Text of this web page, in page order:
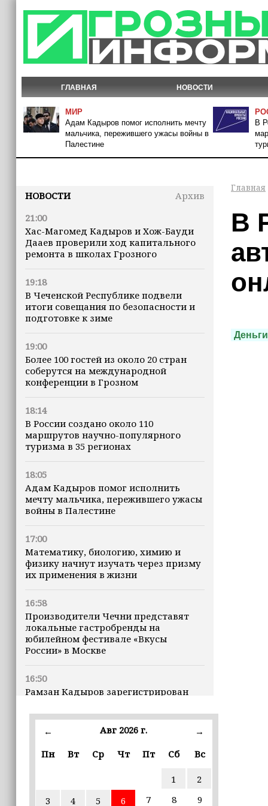
ГЛАВНАЯ НОВОСТИ
МИР
Адам Кадыров помог исполнить мечту
мальчика, пережившего ужасы войны в
Палестине
В
НОВОСТИ
Архив
21:00
Хас-Магомед Кадыров и Хож-Бауди
Дааев проверили ход капитального
ремонта в школах Грозного
19:18
В Чеченской Республике подвели
итоги совещания по безопасности и
подготовке к зиме
19:00
Более 100 гостей из около 20 стран
соберутся на международной
конференции в Грозном
18:14
В России создано около 110
маршрутов научно-популярного
туризма в 35 регионах
18:05
Адам Кадыров помог исполнить
мечту мальчика, пережившего ужасы
войны в Палестине
17:00
Математику, биологию, химию и
физику начнут изучать через призму
их применения в жизни
16:58
Производители Чечни представят
локальные гастробренды на
юбилейном фестивале «Вкусы
России» в Москве
16:50
Рамзан Кадыров зарегистрирован
16:47
землетрясения, рассказала
16:12
← Авг 2026 г.
→
Пн
Вт Ср Чт Пт Сб Вс
1
2
3
4 5 6 7 8
9
Главная
В
Деньги